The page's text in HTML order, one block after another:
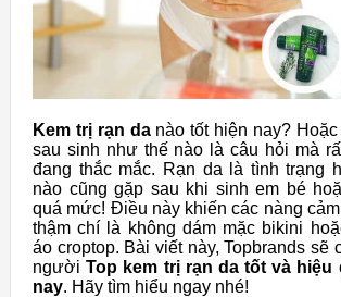
Kem trị rạn danào tốt hiện nay? Hoặc
sau sinh như thế nào là câu hỏi mà
đang thắc mắc. Rạn da là tình trạng
nào cũng gặp sau khi sinh em bé
quá mức! Điều này khiến các nàng
thậm chí là không dám mặc bikini
áo croptop. Bài viết này, Topbrands sẽ
ngườiTop kem trị rạn da tốt và hiệu
nay. Hãy tìm hiểu ngay nhé!